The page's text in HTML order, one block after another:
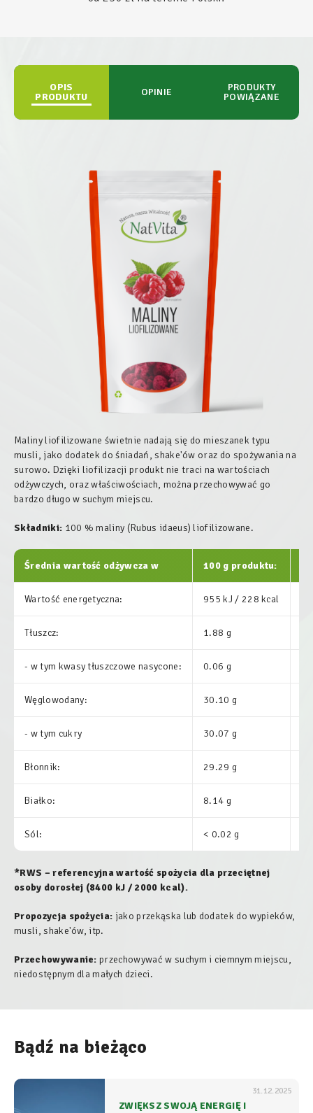
OPIS
PRODUKTU
OPINIE
PRODUKTY
POWIĄZANE
Maliny liofilizowane świetnie nadają się do mieszanek typu
musli, jako dodatek do śniadań, shake'ów oraz do spożywania na
surowo. Dzięki liofilizacji produkt nie traci na wartościach
odżywczych, oraz właściwościach, można przechowywać go
bardzo długo w suchym miejscu.
Składniki: 100 % maliny (Rubus idaeus) liofilizowane.
Średnia wartość odżywcza w 100 g produktu:
Wartość energetyczna: 955 kJ / 228 kcal
Tłuszcz: 1.88 g
- w tym kwasy tłuszczowe nasycone: 0.06 g
Węglowodany: 30.10 g
- w tym cukry 30.07 g
Błonnik: 29.29 g
Białko: 8.14 g
Sól: < 0.02 g
*RWS – referencyjna wartość spożycia dla przeciętnej
osoby dorosłej (8400 kJ / 2000 kcal).
Propozycja spożycia: jako przekąska lub dodatek do wypieków,
musli, shake'ów, itp.
Przechowywanie: przechowywać w suchym i ciemnym miejscu,
niedostępnym dla małych dzieci.
Bądź na bieżąco
31.12.2025
ZWIĘKSZ SWOJĄ ENERGIĘ I